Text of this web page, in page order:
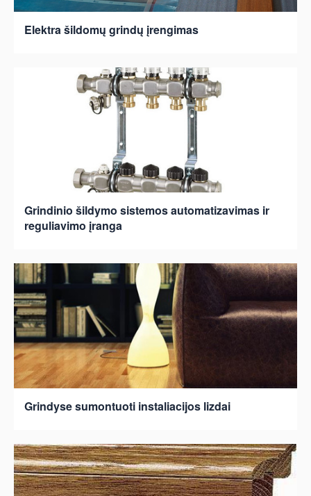
Elektra šildomų grindų įrengimas
Grindinio šildymo sistemos automatizavimas ir
reguliavimo įranga
Grindyse sumontuoti instaliacijos lizdai